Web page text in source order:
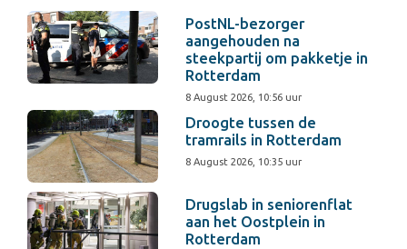
PostNL-bezorger
aangehouden na
steekpartij om pakketje in
Rotterdam
8 August 2026, 10:56 uur
Droogte tussen de
tramrails in Rotterdam
8 August 2026, 10:35 uur
Drugslab in seniorenflat
aan het Oostplein in
Rotterdam